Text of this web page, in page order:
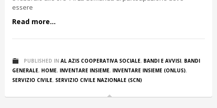
essere
Read more...
PUBLISHED IN AL AZIS COOPERATIVA SOCIALE, BANDI E AVVISI, BANDI
GENERALE, HOME, INVENTARE INSIEME, INVENTARE INSIEME (ONLUS),
SERVIZIO CIVILE, SERVIZIO CIVILE NAZIONALE (SCN)